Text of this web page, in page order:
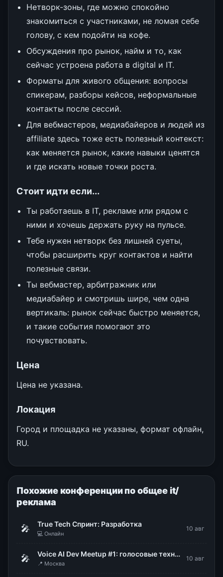
Нетворк-зоны, где можно спокойно
знакомиться с участниками, не ломая себе
голову, с кем подойти на кофе.
Обсуждения про рынок, найм и то, как
сейчас устроена работа в digital и IT.
Форматы для живого общения: вопросы
спикерам, разборы кейсов, неформальные
контакты после сессий.
Для вебмастеров, медиабайеров и людей из
affiliate здесь тоже есть полезный контекст:
как меняется рынок, какие навыки ценятся
и где искать новые точки роста.
Стоит идти если...
Ты работаешь в IT, рекламе или рядом с
ними и хочешь держать руку на пульсе.
Тебе нужен нетворк без лишней суеты,
чтобы расширить круг контактов и найти
полезные связи.
Ты вебмастер, арбитражник или
медиабайер и смотришь шире, чем одна
вертикаль: рынок сейчас быстро меняется,
и такие события помогают это
почувствовать.
Цена
Цена не указана.
Локация
Город и площадка не указаны, формат офлайн,
RU.
Похожие конференции по общее it/
реклама
🎤 True Tech Спринт: Разработка
💻 Онлайн
10 авг
🎤 Voice AI Dev Meetup #1: голосовые технологии в продакшене
📍 Москва
10 авг